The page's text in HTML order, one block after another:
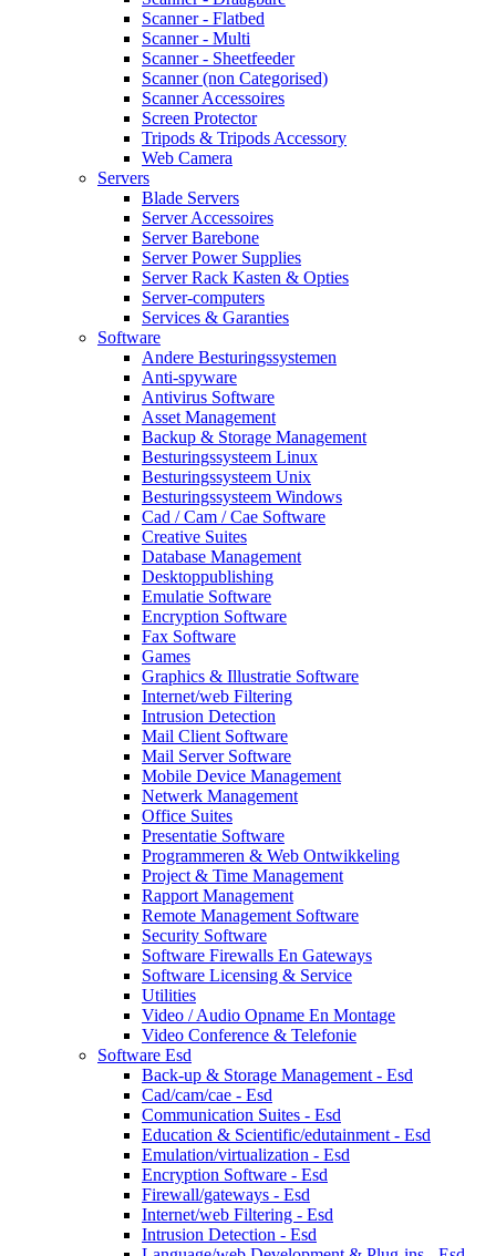
Scanner - Flatbed
Scanner - Multi
Scanner - Sheetfeeder
Scanner (non Categorised)
Scanner Accessoires
Screen Protector
Tripods & Tripods Accessory
Web Camera
Servers
Blade Servers
Server Accessoires
Server Barebone
Server Power Supplies
Server Rack Kasten & Opties
Server-computers
Services & Garanties
Software
Andere Besturingssystemen
Anti-spyware
Antivirus Software
Asset Management
Backup & Storage Management
Besturingssysteem Linux
Besturingssysteem Unix
Besturingssysteem Windows
Cad / Cam / Cae Software
Creative Suites
Database Management
Desktoppublishing
Emulatie Software
Encryption Software
Fax Software
Games
Graphics & Illustratie Software
Internet/web Filtering
Intrusion Detection
Mail Client Software
Mail Server Software
Mobile Device Management
Netwerk Management
Office Suites
Presentatie Software
Programmeren & Web Ontwikkeling
Project & Time Management
Rapport Management
Remote Management Software
Security Software
Software Firewalls En Gateways
Software Licensing & Service
Utilities
Video / Audio Opname En Montage
Video Conference & Telefonie
Software Esd
Back-up & Storage Management - Esd
Cad/cam/cae - Esd
Communication Suites - Esd
Education & Scientific/edutainment - Esd
Emulation/virtualization - Esd
Encryption Software - Esd
Firewall/gateways - Esd
Internet/web Filtering - Esd
Intrusion Detection - Esd